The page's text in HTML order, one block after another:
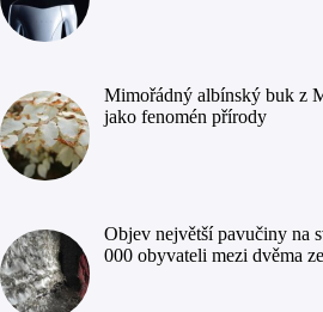
Mimořádný albínský buk z
jako fenomén přírody
Objev největší pavučiny na
000 obyvateli mezi dvěma